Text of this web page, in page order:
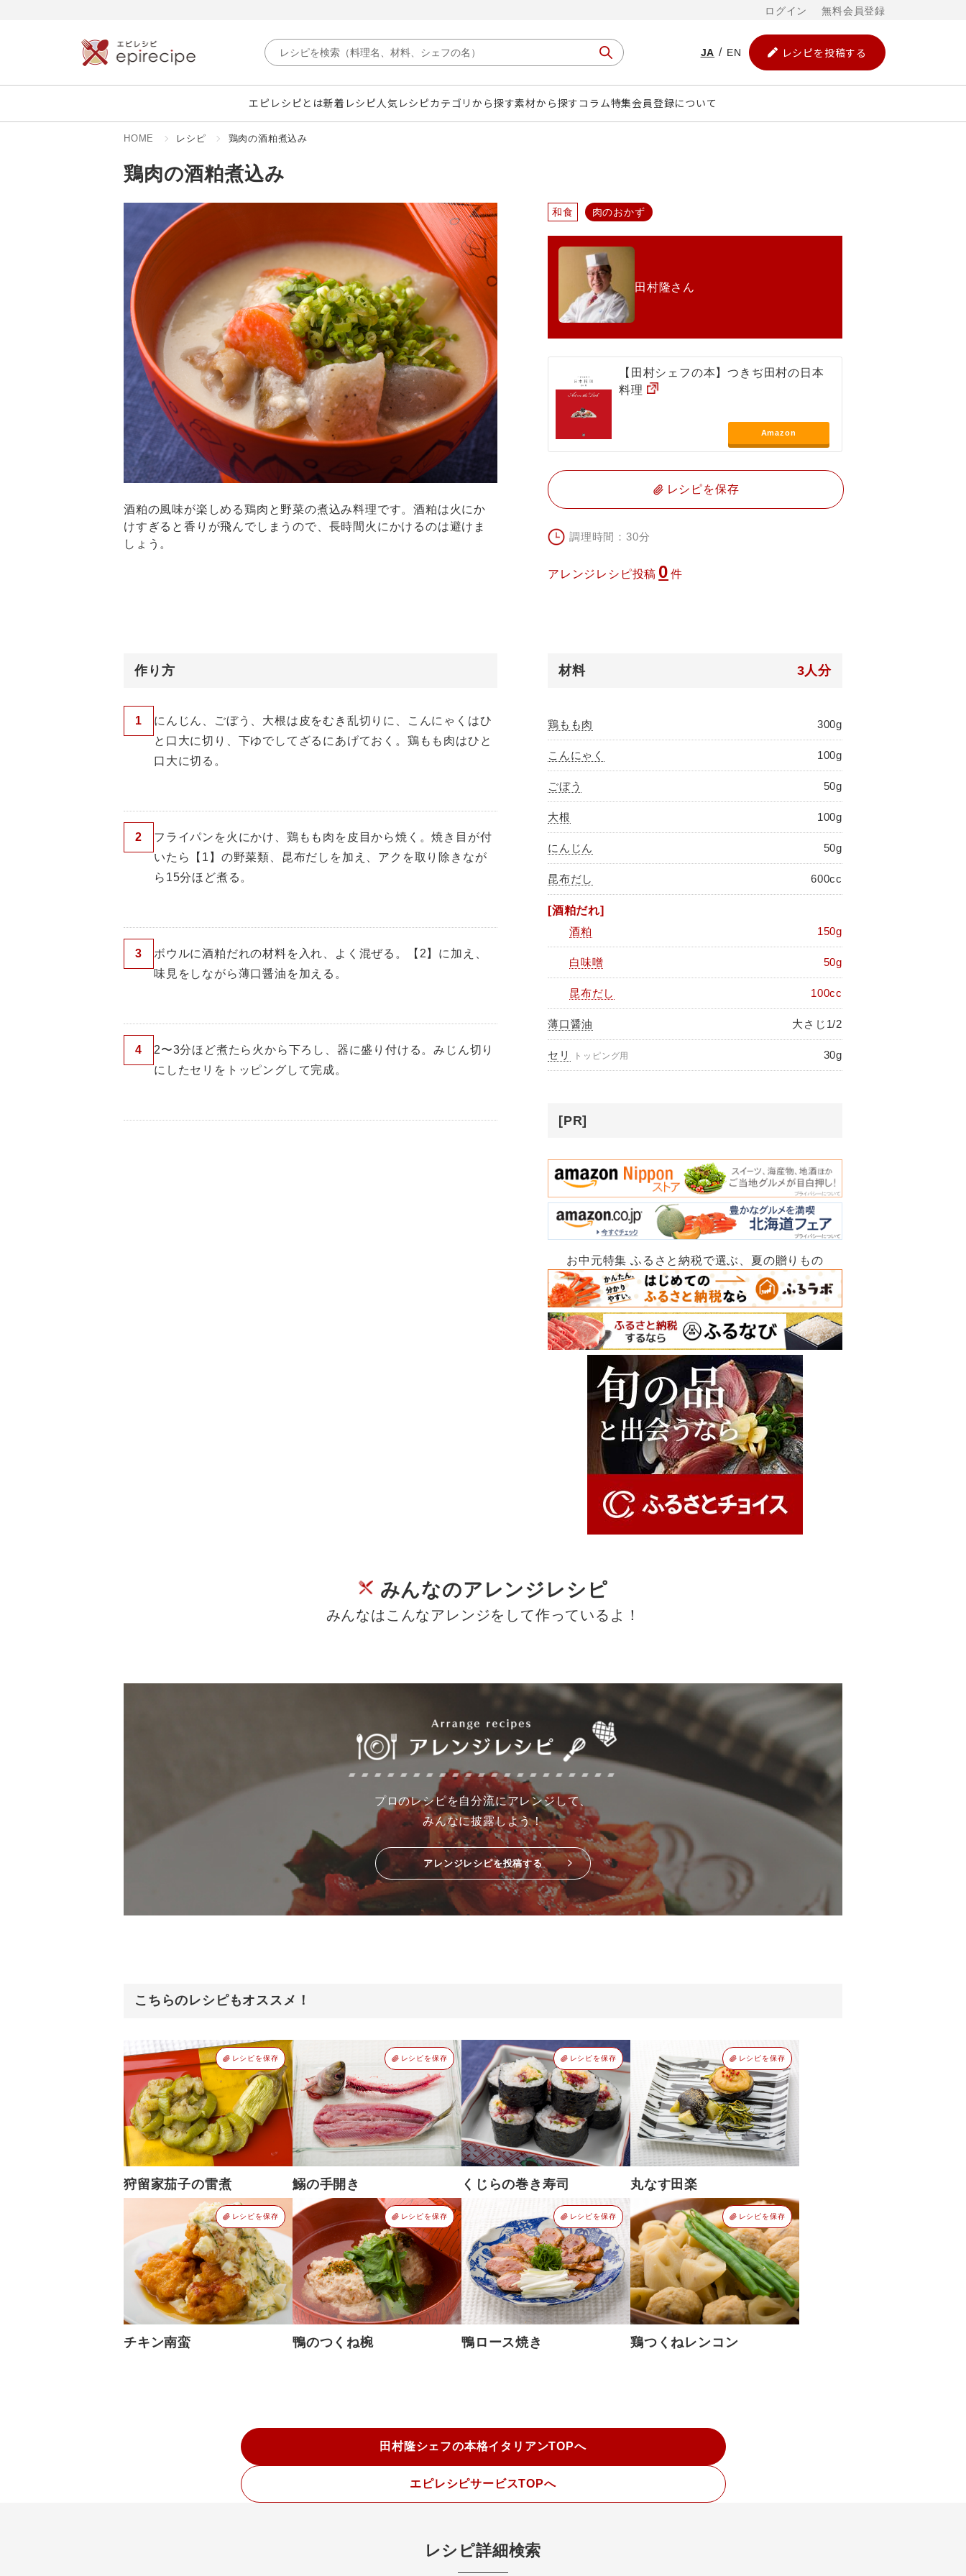
ログイン 無料会員登録
JA EN レシピを投稿する
エピレシピとは新着レシピ人気レシピカテゴリから探す素材から探すコラム特集会員登録について
HOME レシピ 鶏肉の酒粕煮込み
鶏肉の酒粕煮込み
酒粕の風味が楽しめる鶏肉と野菜の煮込み料理です。酒粕は火にか
けすぎると香りが飛んでしまうので、長時間火にかけるのは避けま
しょう。
和食 肉のおかず
田村隆さん
【田村シェフの本】つきぢ田村の日本
料理
Amazon
レシピを保存
調理時間：30分
アレンジレシピ投稿 0 件
作り方
1
にんじん、ごぼう、大根は皮をむき乱切りに、こんにゃくはひ
と口大に切り、下ゆでしてざるにあげておく。鶏もも肉はひと
口大に切る。
2
フライパンを火にかけ、鶏もも肉を皮目から焼く。焼き目が付
いたら【1】の野菜類、昆布だしを加え、アクを取り除きなが
ら15分ほど煮る。
3
ボウルに酒粕だれの材料を入れ、よく混ぜる。【2】に加え、
味見をしながら薄口醤油を加える。
4
2〜3分ほど煮たら火から下ろし、器に盛り付ける。みじん切り
にしたセリをトッピングして完成。
材料 3人分
鶏もも肉 300g
こんにゃく 100g
ごぼう 50g
大根 100g
にんじん 50g
昆布だし 600cc
[酒粕だれ]
酒粕
150g
白味噌 50g
昆布だし 100cc
薄口醤油 大さじ1/2
セリ トッピング用 30g
[PR]
お中元特集 ふるさと納税で選ぶ、夏の贈りもの
みんなのアレンジレシピ
みんなはこんなアレンジをして作っているよ！
プロのレシピを自分流にアレンジして、
みんなに披露しよう！
アレンジレシピを投稿する
こちらのレシピもオススメ！
レシピを保存
狩留家茄子の雷煮
レシピを保存
鰯の手開き
レシピを保存
くじらの巻き寿司
レシピを保存
丸なす田楽
レシピを保存
チキン南蛮
レシピを保存
鴨のつくね椀
レシピを保存
鴨ロース焼き
レシピを保存
鶏つくねレンコン
田村隆シェフの本格イタリアンTOPへ
エピレシピサービスTOPへ
レシピ詳細検索